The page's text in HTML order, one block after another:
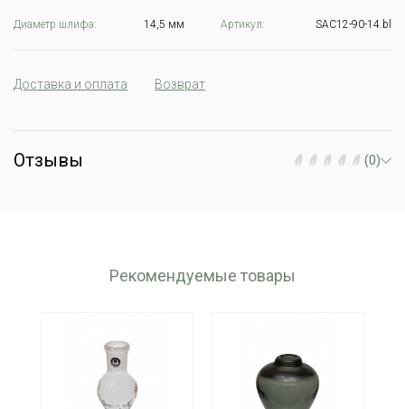
Диаметр шлифа: 14,5 мм Артикул: SAC12-90-14.bl
Доставка и оплата Возврат
Отзывы (0)
Рекомендуемые товары